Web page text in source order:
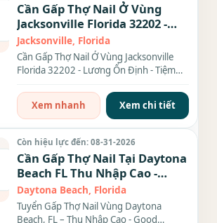
Cần Gấp Thợ Nail Ở Vùng
Jacksonville Florida 32202 -
Lương Ổn Định
Jacksonville, Florida
Cần Gấp Thợ Nail Ở Vùng Jacksonville
Florida 32202 - Lương Ổn Định - Tiệm
Xem nhanh
Xem chi tiết
Còn hiệu lực đến: 08-31-2026
Cần Gấp Thợ Nail Tại Daytona
Beach FL Thu Nhập Cao -
Good Location
Daytona Beach, Florida
Tuyển Gấp Thợ Nail Vùng Daytona
Beach, FL – Thu Nhập Cao - Good